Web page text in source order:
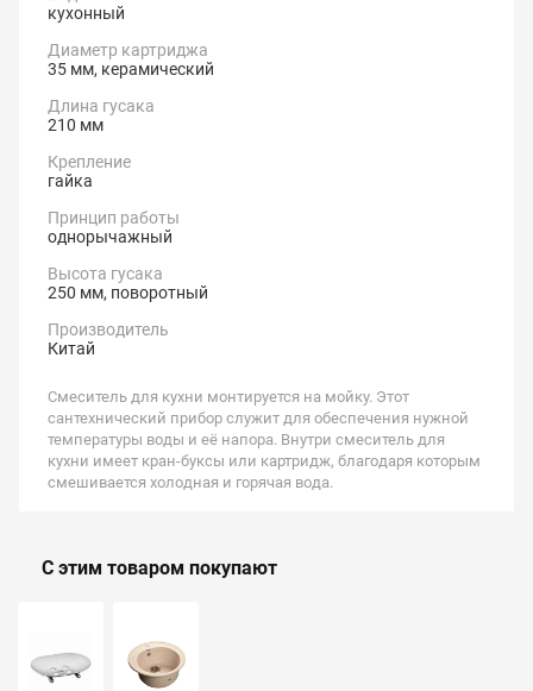
кухонный
Диаметр картриджа
35 мм, керамический
Длина гусака
210 мм
Крепление
гайка
Принцип работы
однорычажный
Высота гусака
250 мм, поворотный
Производитель
Китай
Смеситель для кухни монтируется на мойку. Этот
сантехнический прибор служит для обеспечения нужной
температуры воды и её напора. Внутри смеситель для
кухни имеет кран-буксы или картридж, благодаря которым
смешивается холодная и горячая вода.
С этим товаром покупают